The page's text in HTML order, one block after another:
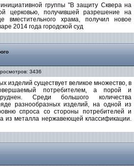
группы "В защиту Сквера на
церковью, получившей разрешение на
вместительного храма, получил новое
2014 года городской суд
3436
изделий существует великое множество, в
потребителем, а порой и
Среди большого количества
разнообразных изделий, на одной из
спроса со стороны потребителей и
из металла нержавеющей классификации.